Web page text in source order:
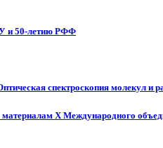
и 50-летию РФФ
спектроскопия молекул и
X Международного